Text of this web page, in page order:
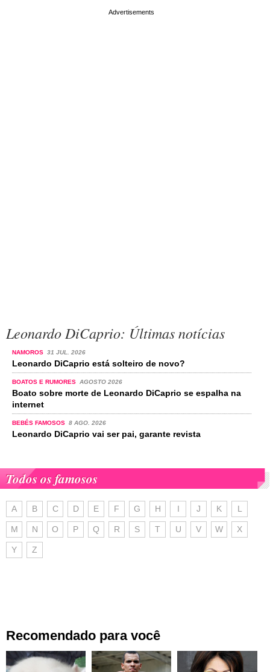
Leonardo DiCaprio: Últimas notícias
NAMOROS 31 JUL. 2026
Leonardo DiCaprio está solteiro de novo?
BOATOS E RUMORES AGOSTO 2026
Boato sobre morte de Leonardo DiCaprio se espalha na
internet
BEBÉS FAMOSOS 8 AGO. 2026
Leonardo DiCaprio vai ser pai, garante revista
Todos os famosos
A B C D E F G H I J K L
M N O P Q R S T U V W X
Y Z
Recomendado para você